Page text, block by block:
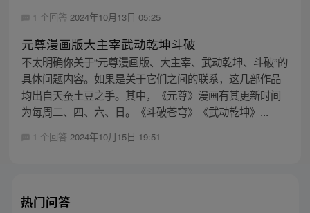
1 个回答 2024年10月13日 05:25
元尊漫画版大主宰武动乾坤斗破
不太明确你关于“元尊漫画版、大主宰、武动乾坤、斗破”的
具体问题内容。如果是关于它们之间的联系，这几部作品
均出自天蚕土豆之手。其中，《元尊》漫画有其更新时间
为每周二、四、六、日。《斗破苍穹》《武动乾坤》...
1 个回答 2024年10月15日 19:51
热门问答